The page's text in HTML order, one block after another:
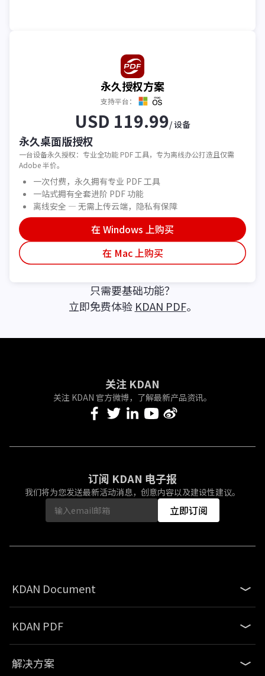
永久授权方案
支持平台：
USD 119.99/ 设备
永久桌面版授权
一台设备永久授权：专业全功能 PDF 工具，专为离线办公打造且仅需
Adobe 半价。
一次付费，永久拥有专业 PDF 工具
一站式拥有全套进阶 PDF 功能
离线安全 — 无需上传云端，隐私有保障
在 Windows 上购买
在 Mac 上购买
只需要基础功能？
立即免费体验 KDAN PDF。
关注 KDAN
关注 KDAN 官方微博，了解最新产品资讯。
订阅 KDAN 电子报
我们将为您发送最新活动消息，创意内容以及建设性建议。
立即订阅
KDAN Document
KDAN PDF
解决方案